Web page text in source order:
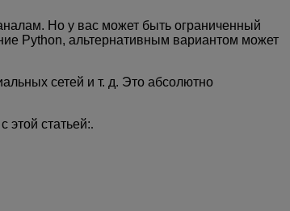
Но у вас может быть ограниченный
Python, альтернативным вариантом может
сетей и т. д. Это абсолютно
этой статьей:.